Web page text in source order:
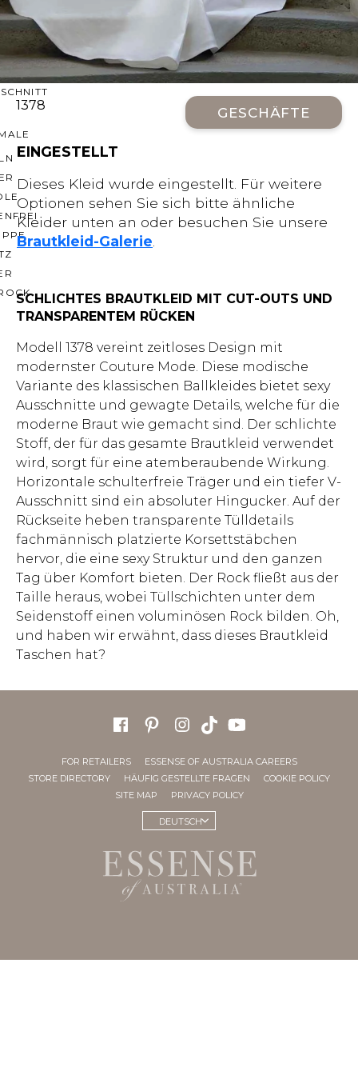
AUSSCHNITT
1378 GESCHÄFTE
EINGESTELLT
Dieses Kleid wurde eingestellt. Für weitere
Optionen sehen Sie sich bitte ähnliche
Kleider unten an oder besuchen Sie unsere
Brautkleid-Galerie
SCHLICHTES BRAUTKLEID MIT CUT-OUTS UND
TRANSPARENTEM RÜCKEN
Modell 1378 vereint zeitloses Design mit
modernster Couture Mode. Diese modische
Variante des klassischen Ballkleides bietet sexy
Ausschnitte und gewagte Details, welche für die
moderne Braut wie gemacht sind. Der schlichte
Stoff, der für das gesamte Brautkleid verwendet
wird, sorgt für eine atemberaubende Wirkung.
Horizontale schulterfreie Träger und ein tiefer V-
Ausschnitt sind ein absoluter Hingucker. Auf der
Rückseite heben transparente Tülldetails
fachmännisch platzierte Korsettstäbchen
hervor, die eine sexy Struktur und den ganzen
Tag über Komfort bieten. Der Rock fließt aus der
Taille heraus, wobei Tüllschichten unter dem
Seidenstoff einen voluminösen Rock bilden. Oh,
und haben wir erwähnt, dass dieses Brautkleid
Taschen hat?
FOR RETAILERS
ESSENSE OF AUSTRALIA CAREERS
STORE DIRECTORY
HÄUFIG GESTELLTE FRAGEN
COOKIE POLICY
SITE MAP
PRIVACY POLICY
DEUTSCH